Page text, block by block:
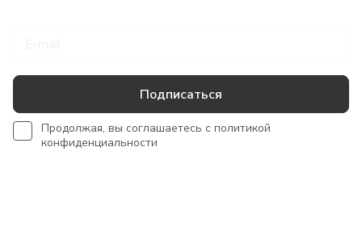
Подписаться
Продолжая, вы соглашаетесь с политикой
конфиденциальности